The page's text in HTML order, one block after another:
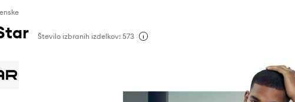
Število izbranih izdelkov: 573